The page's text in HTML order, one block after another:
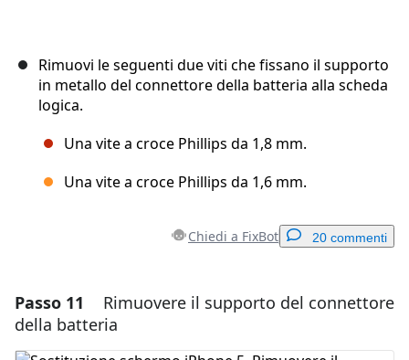
Rimuovi le seguenti due viti che fissano il supporto
in metallo del connettore della batteria alla scheda
logica.
Una vite a croce Phillips da 1,8 mm.
Una vite a croce Phillips da 1,6 mm.
Chiedi a FixBot 20 commenti
Aggiungi un commento
Aggiungi Commento
Passo 11
Rimuovere il supporto del connettore
della batteria